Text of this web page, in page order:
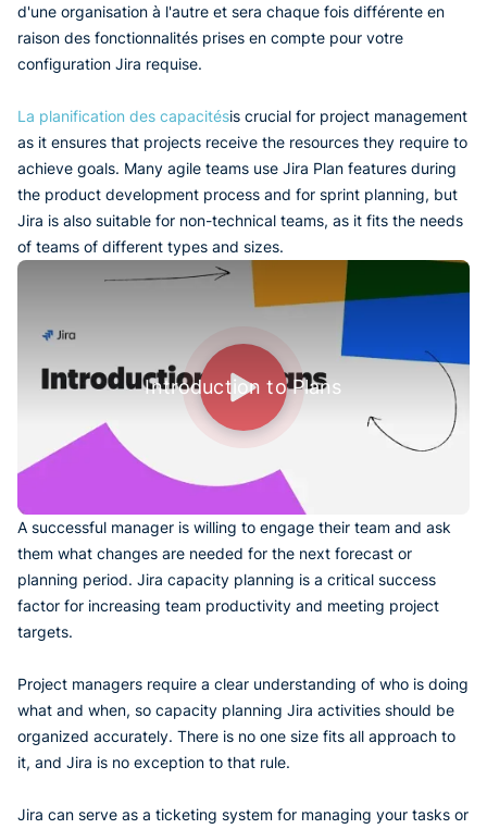
d'une organisation à l'autre et sera chaque fois différente en
raison des fonctionnalités prises en compte pour votre
configuration Jira requise.
La planification des capacitésis crucial for project management
as it ensures that projects receive the resources they require to
achieve goals. Many agile teams use Jira Plan features during
the product development process and for sprint planning, but
Jira is also suitable for non-technical teams, as it fits the needs
of teams of different types and sizes.
Introduction to Plans
A successful manager is willing to engage their team and ask
them what changes are needed for the next forecast or
planning period. Jira capacity planning is a critical success
factor for increasing team productivity and meeting project
targets.
Project managers require a clear understanding of who is doing
what and when, so capacity planning Jira activities should be
organized accurately. There is no one size fits all approach to
it, and Jira is no exception to that rule.
Jira can serve as a ticketing system for managing your tasks or